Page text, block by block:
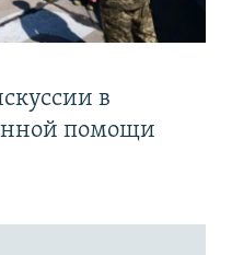
в
помощи